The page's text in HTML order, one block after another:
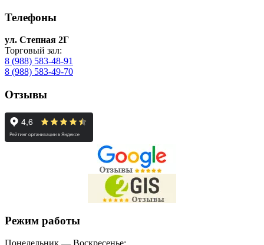
Телефоны
ул. Степная 2Г
Торговый зал:
8 (988) 583-48-91
8 (988) 583-49-70
Отзывы
Режим работы